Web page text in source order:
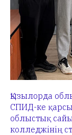
Қызылорда
СПИД-ке
облыстық
колледжінің